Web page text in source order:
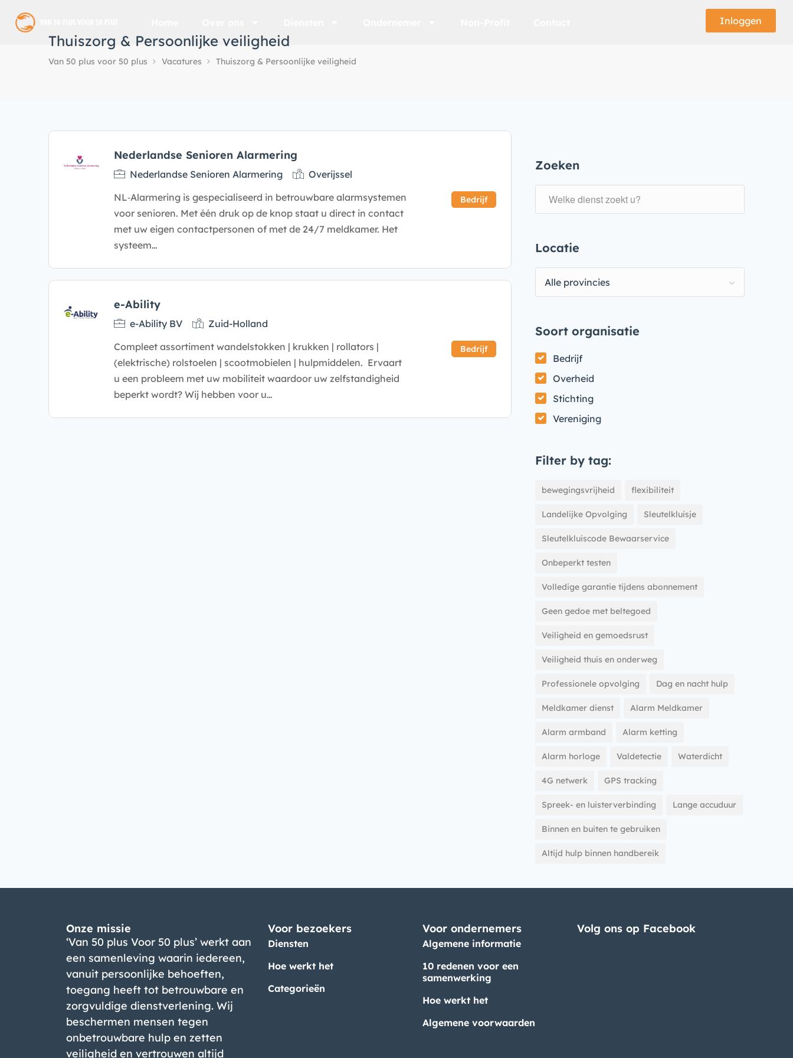
Inloggen
Thuiszorg & Persoonlijke veiligheid
Van 50 plus voor 50 plus Vacatures Thuiszorg & Persoonlijke veiligheid
Zoeken
Locatie
Alle provincies
Soort organisatie
Bedrijf
Overheid
Stichting
Vereniging
Filter by tag:
bewegingsvrijheid flexibiliteit
Landelijke Opvolging Sleutelkluisje
Sleutelkluiscode Bewaarservice
Onbeperkt testen
Volledige garantie tijdens abonnement
Geen gedoe met beltegoed
Veiligheid en gemoedsrust
Veiligheid thuis en onderweg
Professionele opvolging Dag en nacht hulp
Meldkamer dienst Alarm Meldkamer
Alarm armband Alarm ketting
Alarm horloge Valdetectie Waterdicht
4G netwerk GPS tracking
Spreek- en luisterverbinding Lange accuduur
Binnen en buiten te gebruiken
Altijd hulp binnen handbereik
Nederlandse Senioren Alarmering
Bedrijf
Nederlandse Senioren Alarmering
Overijssel
NL‑Alarmering is gespecialiseerd in betrouwbare alarmsystemen
voor senioren. Met één druk op de knop staat u direct in contact
met uw eigen contactpersonen of met de 24/7 meldkamer. Het
systeem…
e-Ability
Bedrijf
e-Ability BV
Zuid-Holland
Compleet assortiment wandelstokken | krukken | rollators |
(elektrische) rolstoelen | scootmobielen | hulpmiddelen. Ervaart
u een probleem met uw mobiliteit waardoor uw zelfstandigheid
beperkt wordt? Wij hebben voor u…
Onze missie
‘Van 50 plus Voor 50 plus’ werkt aan
een samenleving waarin iedereen,
vanuit persoonlijke behoeften,
toegang heeft tot betrouwbare en
zorgvuldige dienstverlening. Wij
beschermen mensen tegen
onbetrouwbare hulp en zetten
veiligheid en vertrouwen altijd
Voor bezoekers
Diensten
Hoe werkt het
Categorieën
Voor ondernemers
Algemene informatie
10 redenen voor een
samenwerking
Hoe werkt het
Algemene voorwaarden
Volg ons op Facebook